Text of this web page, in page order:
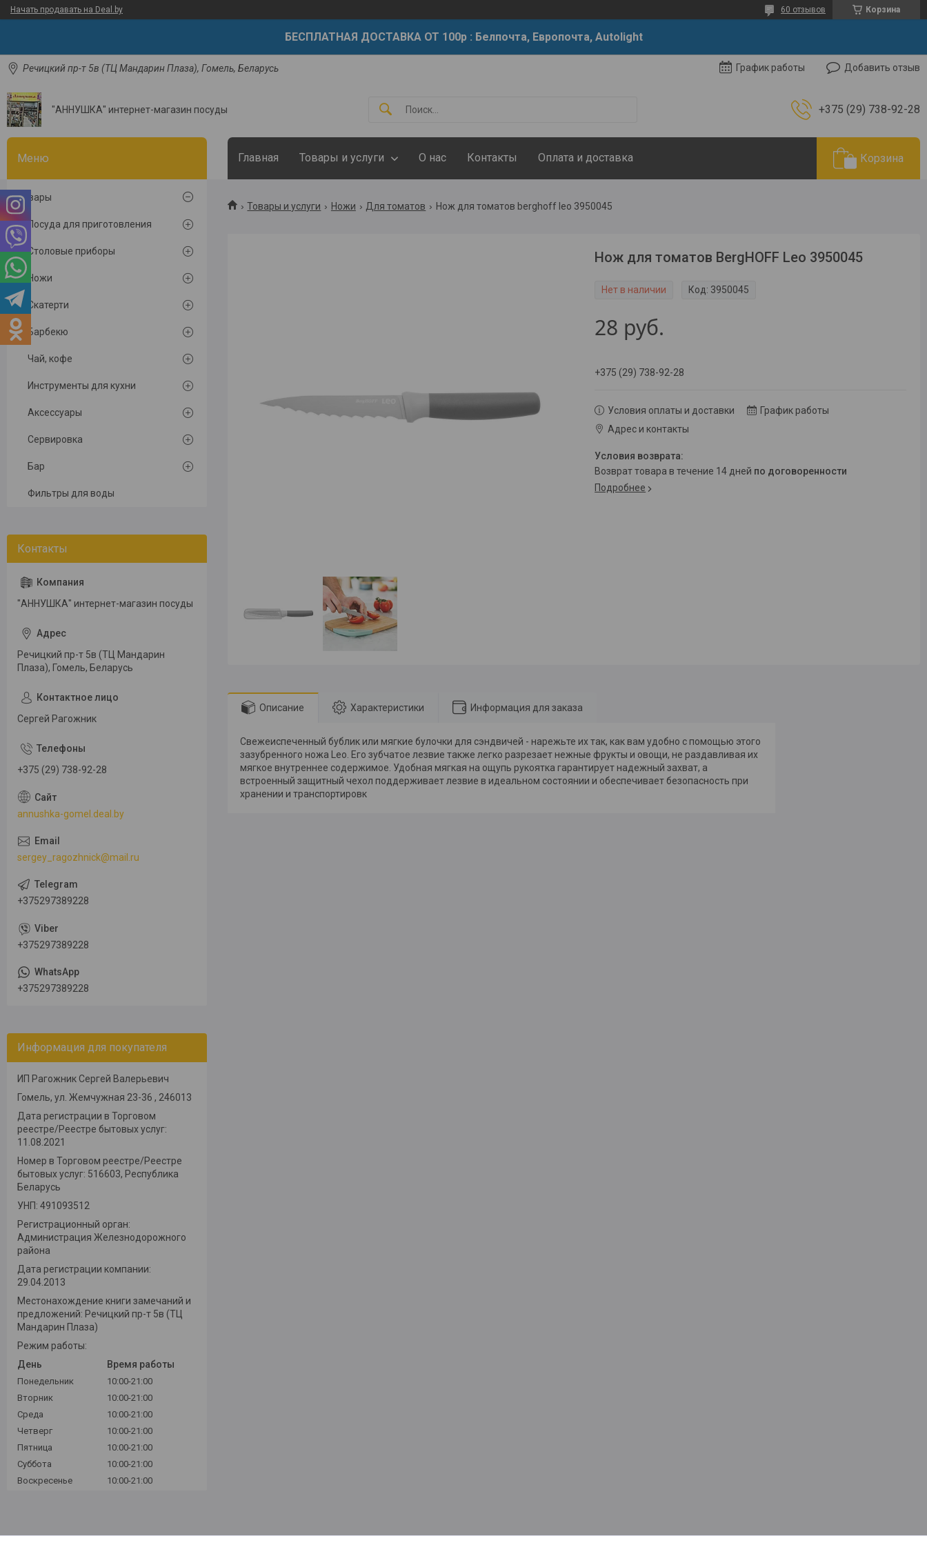
Начать продавать на Deal.by Корзина
60 отзывов
БЕСПЛАТНАЯ ДОСТАВКА ОТ 100р : Белпочта, Европочта, Autolight
Речицкий пр-т 5в (ТЦ Мандарин Плаза), Гомель, Беларусь График работы Добавить отзыв
"АННУШКА" интернет-магазин посуды +375 (29) 738-92-28
Главная Товары и услуги О нас Контакты Оплата и доставка Корзина
Товары и услуги Ножи Для томатов Нож для томатов berghoff leo 3950045
Нож для томатов BergHOFF Leo 3950045
Нет в наличии Код: 3950045
28 руб.
+375 (29) 738-92-28
Условия оплаты и доставки
График работы
Адрес и контакты
возврат товара в течение 14 дней по договоренности
Подробнее
Описание Характеристики Информация для заказа
Свежеиспеченный бублик или мягкие булочки для сэндвичей - нарежьте их так, как вам удобно с помощью этого
зазубренного ножа Leo. Его зубчатое лезвие также легко разрезает нежные фрукты и овощи, не раздавливая их
мягкое внутреннее содержимое. Удобная мягкая на ощупь рукоятка гарантирует надежный захват, а
встроенный защитный чехол поддерживает лезвие в идеальном состоянии и обеспечивает безопасность при
хранении и транспортировк
Товары
Посуда для приготовления
Столовые приборы
Ножи
Скатерти
Барбекю
Чай, кофе
Инструменты для кухни
Аксессуары
Сервировка
Бар
Фильтры для воды
"АННУШКА" интернет-магазин посуды
Речицкий пр-т 5в (ТЦ Мандарин
Плаза), Гомель, Беларусь
Сергей Рагожник
+375 (29) 738-92-28
annushka-gomel.deal.by
sergey_ragozhnick@mail.ru
+375297389228
+375297389228
+375297389228
Информация для покупателя
ИП Рагожник Сергей Валерьевич
Гомель, ул. Жемчужная 23-36 , 246013
Дата регистрации в Торговом
реестре/Реестре бытовых услуг:
11.08.2021
Номер в Торговом реестре/Реестре
бытовых услуг: 516603, Республика
Беларусь
УНП: 491093512
Регистрационный орган:
Администрация Железнодорожного
района
Дата регистрации компании:
29.04.2013
Местонахождение книги замечаний и
предложений: Речицкий пр-т 5в (ТЦ
Мандарин Плаза)
Режим работы:
День
Время работы
Понедельник
10:00-21:00
Вторник
10:00-21:00
Среда
10:00-21:00
Четверг
10:00-21:00
Пятница
10:00-21:00
Суббота
10:00-21:00
Воскресенье
10:00-21:00